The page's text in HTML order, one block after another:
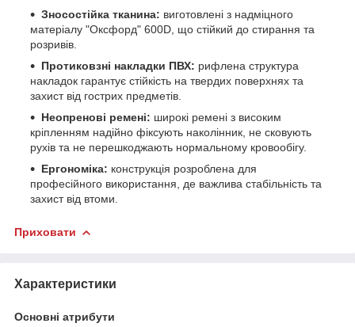
Зносостійка тканина: виготовлені з надміцного
матеріалу "Оксфорд" 600D, що стійкий до стирання та
розривів.
Протиковзні накладки ПВХ: рифлена структура
накладок гарантує стійкість на твердих поверхнях та
захист від гострих предметів.
Неопренові ремені: широкі ремені з високим
кріпленням надійно фіксують наколінник, не сковують
рухів та не перешкоджають нормальному кровообігу.
Ергономіка: конструкція розроблена для
професійного використання, де важлива стабільність та
захист від втоми.
Приховати
Характеристики
Основні атрибути